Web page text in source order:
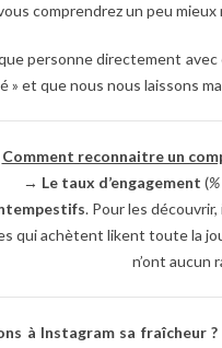
comprendrez un peu
personne directement
» et que nous nous laissons
Comment reconnaitre un
→ Le taux d’engagement (
. Pour les
qui achètent likent toute la
n’ont aucun
à Instagram sa fraîcheur ?